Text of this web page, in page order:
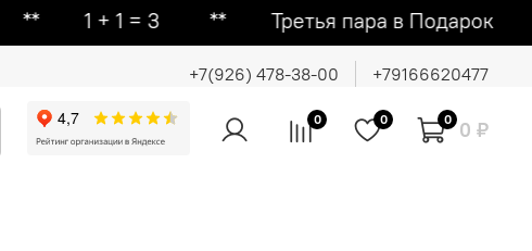
+ 1 = 3 ᕯ Третья пара в Подарок ᕯ
+7(926) 478-38-00 +79166620477
0 0 0 0 ₽